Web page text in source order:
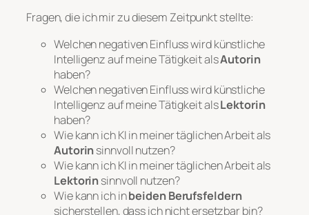
Fragen, die ich mir zu diesem Zeitpunkt stellte:
Welchen negativen Einfluss wird künstliche
Intelligenz auf meine Tätigkeit alsAutorin
haben?
Welchen negativen Einfluss wird künstliche
Intelligenz auf meine Tätigkeit alsLektorin
haben?
Wie kann ich KI in meiner täglichen Arbeit als
Autorinsinnvoll nutzen?
Wie kann ich KI in meiner täglichen Arbeit als
Lektorinsinnvoll nutzen?
Wie kann ich inbeiden Berufsfeldern
sicherstellen, dass ich nicht ersetzbar bin?